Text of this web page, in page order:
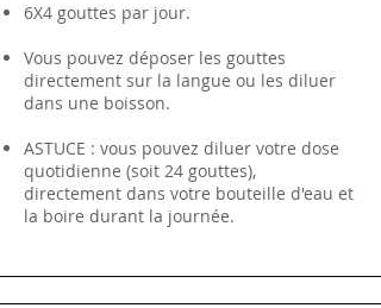
6X4 gouttes par jour.
Vous pouvez déposer les gouttes
directement sur la langue ou les diluer
dans une boisson.
ASTUCE : vous pouvez diluer votre dose
quotidienne (soit 24 gouttes),
directement dans votre bouteille d'eau et
la boire durant la journée.